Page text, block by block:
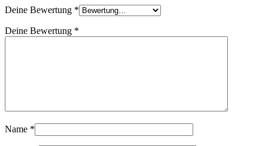
Deine Bewertung *
Deine Bewertung *
Name *